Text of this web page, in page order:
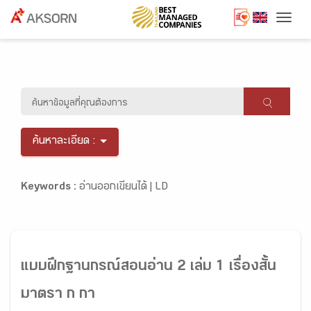
ค้นหาละเอียด :
Keywords : อ่านออกเขียนได้ | LD
แบบฝึกฐานกรณ์สอนอ่าน 2 เล่ม 1 เรื่องสั้น
มาตรา ก กา